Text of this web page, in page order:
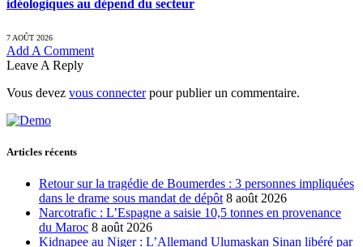
idéologiques au dépend du secteur
7 AOÛT 2026
Add A Comment
Leave A Reply
Vous devez vous connecterpour publier un commentaire.
Articles récents
Retour sur la tragédie de Boumerdes : 3 personnes impliquées
dans le drame sous mandat de dépôt 8 août 2026
Narcotrafic : L’Espagne a saisie 10,5 tonnes en provenance
du Maroc 8 août 2026
Kidnapee au Niger : L’Allemand Ulumaskan Sinan libéré par